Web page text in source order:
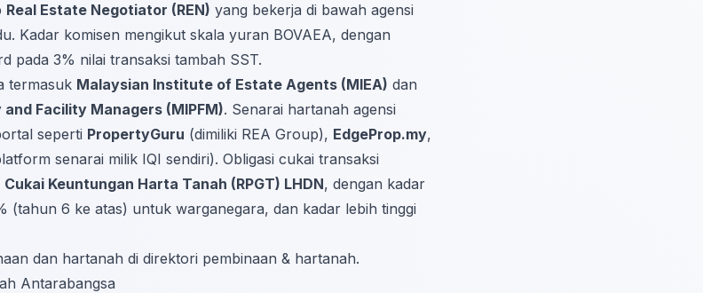
Real Estate Negotiator (REN) yang bekerja di bawah agensi
Kadar komisen mengikut skala yuran BOVAEA, dengan
pada 3% nilai transaksi tambah SST.
termasuk Malaysian Institute of Estate Agents (MIEA) dan
Facility Managers (MIPFM). Senarai hartanah agensi
seperti PropertyGuru (dimiliki REA Group), EdgeProp.my,
senarai milik IQI sendiri). Obligasi cukai transaksi
Cukai Keuntungan Harta Tanah (RPGT) LHDN, dengan kadar
(tahun 6 ke atas) untuk warganegara, dan kadar lebih tinggi
dan hartanah di direktori pembinaan & hartanah.
Antarabangsa